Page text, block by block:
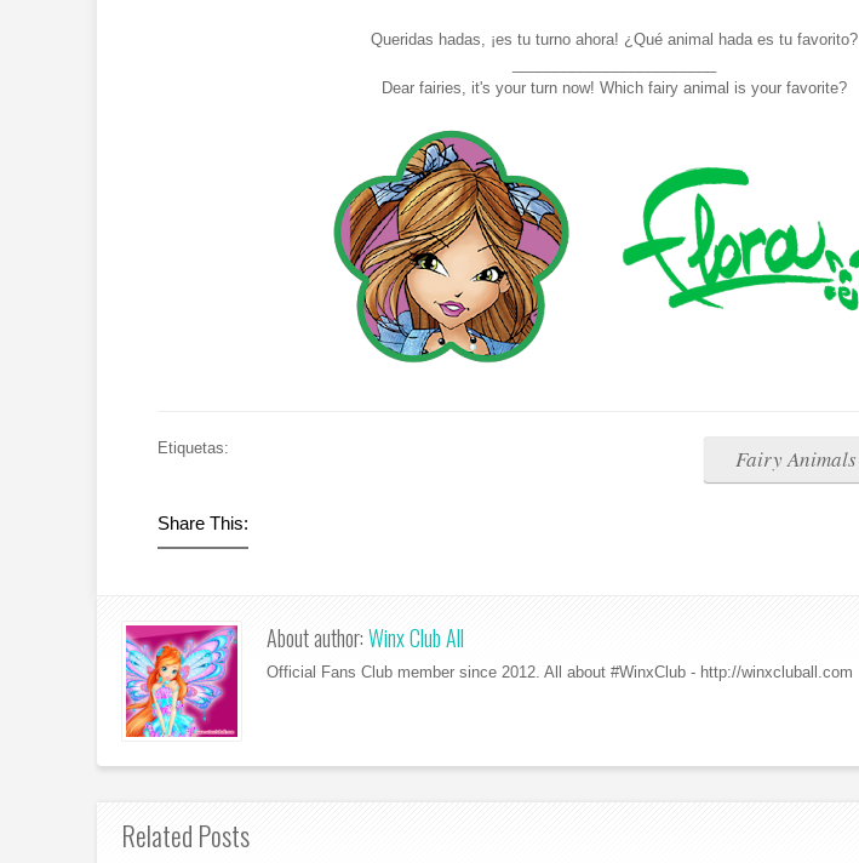
Queridas hadas, ¡es tu turno ahora! ¿Qué animal hada es tu favorito?
Dear fairies, it's your turn now! Which fairy animal is your favorite?
Etiquetas: Fairy Animals
Share This:
About author:Winx Club All
Official Fans Club member since 2012. All about #WinxClub - http://winxcluball.com
Related Posts